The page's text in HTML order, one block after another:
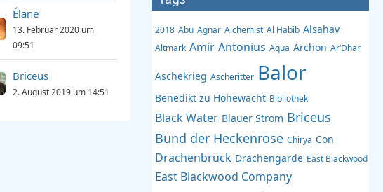
Élane
13. Februar 2020 um
09:51
Briceus
2. August 2019 um 14:51
2018 Abu Agnar Alchemist Al Habib Alsahav
Altmark Amir Antonius Aqua Archon Ar‘Dhar
Aschekrieg Ascheritter Balor
Benedikt zu Hohewacht Bibliothek
Black Water Blauer Strom Briceus
Bund der Heckenrose Chirya Con
Drachenbrück Drachengarde East Blackwood
East Blackwood Company